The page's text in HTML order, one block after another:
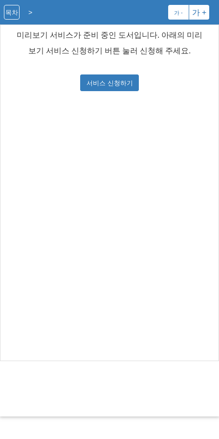
> 가 - 가 +
목차
미리보기 서비스가 준비 중인 도서입니다. 아래의 미리
보기 서비스 신청하기 버튼 눌러 신청해 주세요.
서비스 신청하기